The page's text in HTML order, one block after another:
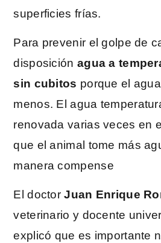
superficies frías.
Para prevenir el golpe de
disposición agua a
sin cubitos porque el
menos. El agua
renovada varias veces en
que el animal tome más
manera compense
El doctor Juan Enrique
veterinario y docente
explicó que es importante